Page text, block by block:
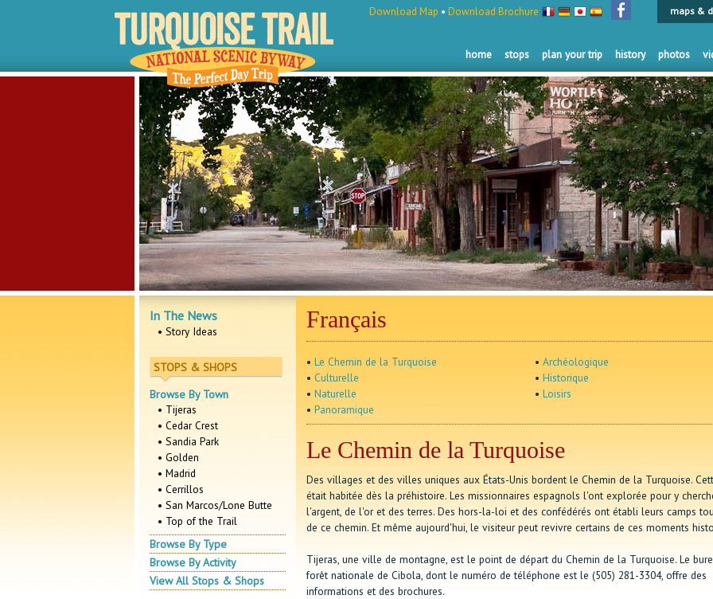
home stops plan your trip history photos
Download Map • Download Brochure maps &
In The News
• Story Ideas
STOPS & SHOPS
Browse By Town
• Tijeras
• Cedar Crest
• Sandia Park
• Golden
• Madrid
• Cerrillos
• San Marcos/Lone Butte
• Top of the Trail
Browse By Type
Browse By Activity
View All Stops & Shops
Français
• Le Chemin de la Turquoise • Archéologique
• Culturelle • Historique
• Naturelle • Loisirs
• Panoramique
Le Chemin de la Turquoise
Des villages et des villes uniques aux États-Unis bordent le Chemin de la Turquoise.
était habitée dès la préhistoire. Les missionnaires espagnols l'ont explorée pour y
l'argent, de l'or et des terres. Des hors-la-loi et des confédérés ont établi leurs camps
de ce chemin. Et même aujourd'hui, le visiteur peut revivre certains de ces moments
Tijeras, une ville de montagne, est le point de départ du Chemin de la Turquoise. Le
forêt nationale de Cibola, dont le numéro de téléphone est le (505) 281-3304, offre des
informations et des brochures.